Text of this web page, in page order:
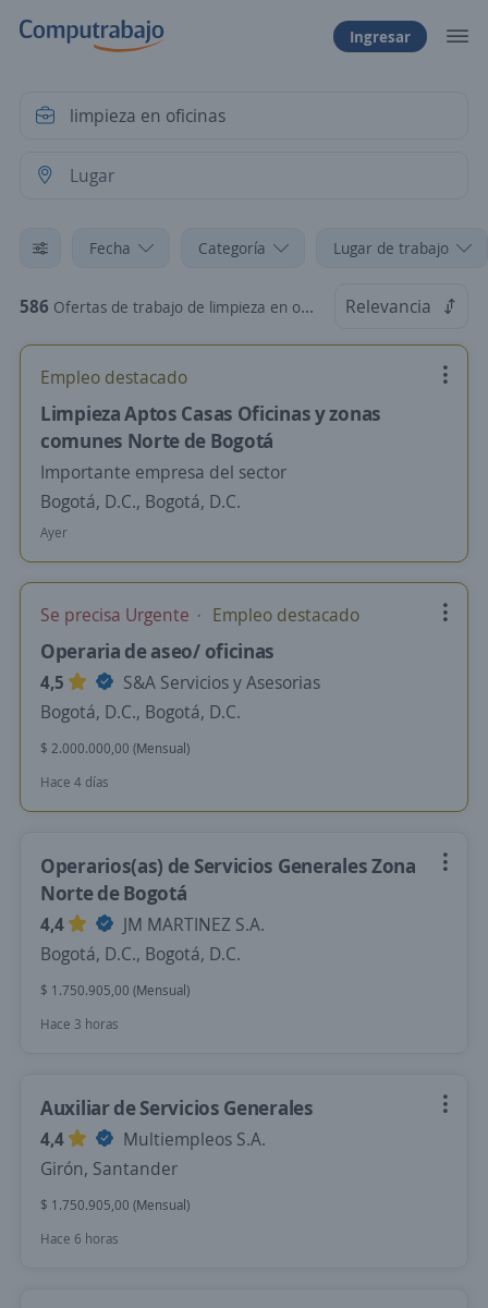
Ingresar
Fecha Categoría Lugar de trabajo
586 Ofertas de trabajo de limpieza en oficinas Relevancia
Empleo destacado
Limpieza Aptos Casas Oficinas y zonas
comunes Norte de Bogotá
Importante empresa del sector
Bogotá, D.C., Bogotá, D.C.
Ayer
Se precisa Urgente Empleo destacado
Operaria de aseo/ oficinas
4,5
S&A Servicios y Asesorias
Bogotá, D.C., Bogotá, D.C.
$ 2.000.000,00 (Mensual)
Hace 4 días
Operarios(as) de Servicios Generales Zona
Norte de Bogotá
4,4
JM MARTINEZ S.A.
Bogotá, D.C., Bogotá, D.C.
$ 1.750.905,00 (Mensual)
Hace 3 horas
Auxiliar de Servicios Generales
4,4
Multiempleos S.A.
Girón, Santander
$ 1.750.905,00 (Mensual)
Hace 6 horas